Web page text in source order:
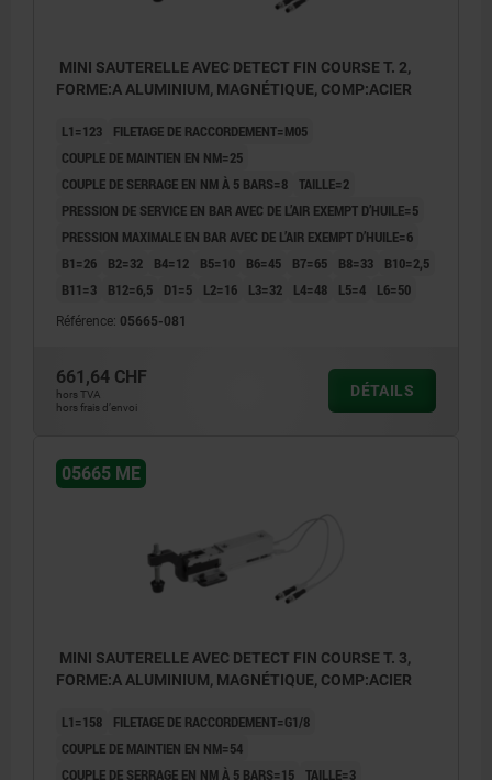
MINI SAUTERELLE AVEC DETECT FIN COURSE T. 2,
FORME:A ALUMINIUM, MAGNÉTIQUE, COMP:ACIER
L1=123
FILETAGE DE RACCORDEMENT=M05
COUPLE DE MAINTIEN EN NM=25
COUPLE DE SERRAGE EN NM À 5 BARS=8 TAILLE=2
PRESSION DE SERVICE EN BAR AVEC DE L’AIR EXEMPT D’HUILE=5
PRESSION MAXIMALE EN BAR AVEC DE L’AIR EXEMPT D’HUILE=6
B1=26
B2=32 B4=12 B5=10 B6=45 B7=65 B8=33
B10=2,5
B11=3
B12=6,5 D1=5 L2=16 L3=32 L4=48 L5=4 L6=50
Référence: 05665-081
661,64 CHF
hors TVA
hors frais d’envoi
DÉTAILS
05665 ME
MINI SAUTERELLE AVEC DETECT FIN COURSE T. 3,
FORME:A ALUMINIUM, MAGNÉTIQUE, COMP:ACIER
L1=158
FILETAGE DE RACCORDEMENT=G1/8
COUPLE DE MAINTIEN EN NM=54
COUPLE DE SERRAGE EN NM À 5 BARS=15 TAILLE=3